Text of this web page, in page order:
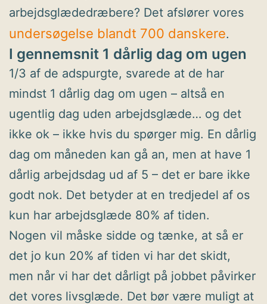
arbejdsglædedræbere? Det afslører vores
undersøgelse blandt 700 danskere.
I gennemsnit 1 dårlig dag om ugen
1/3 af de adspurgte, svarede at de har
mindst 1 dårlig dag om ugen – altså en
ugentlig dag uden arbejdsglæde… og det
ikke ok – ikke hvis du spørger mig. En dårlig
dag om måneden kan gå an, men at have 1
dårlig arbejdsdag ud af 5 – det er bare ikke
godt nok. Det betyder at en tredjedel af os
kun har arbejdsglæde 80% af tiden.
Nogen vil måske sidde og tænke, at så er
det jo kun 20% af tiden vi har det skidt,
men når vi har det dårligt på jobbet påvirker
det vores livsglæde. Det bør være muligt at